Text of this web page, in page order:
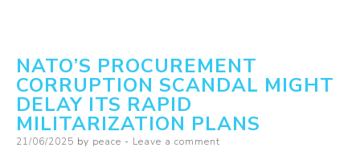
According
to
Clémence
Guette,
NATO’S PROCUREMENT
CORRUPTION SCANDAL MIGHT
DELAY ITS RAPID
MILITARIZATION PLANS
Posted
21/06/2025 by peace Leave a comment